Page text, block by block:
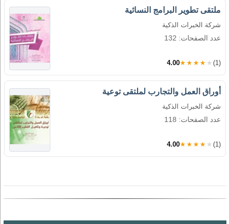
ملتقى تطوير البرامج النسائية
شركة الخبرات الذكية
عدد الصفحات: 132
4.00★★★★★ (1)
أوراق العمل والتجارب لملتقى توعية
شركة الخبرات الذكية
عدد الصفحات: 118
4.00★★★★★ (1)